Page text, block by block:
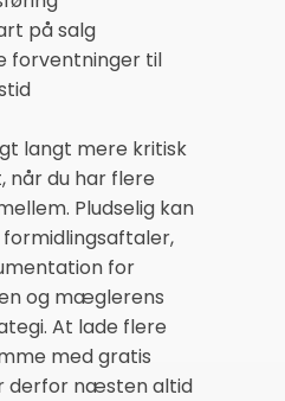
på salg
forventninger til
langt mere kritisk
når du har flere
Pludselig kan
for
og mæglerens
At lade flere
med gratis
derfor næsten altid